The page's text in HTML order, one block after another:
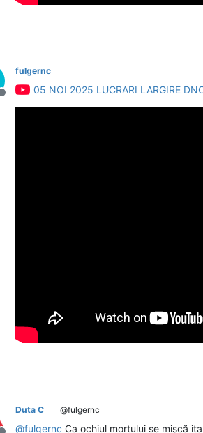
Deconectat
fulgernc
05 NOI 2025 LUCRARI LARGIRE
Duta C @fulgernc
@fulgernc Ca ochiul mortului se mișcă